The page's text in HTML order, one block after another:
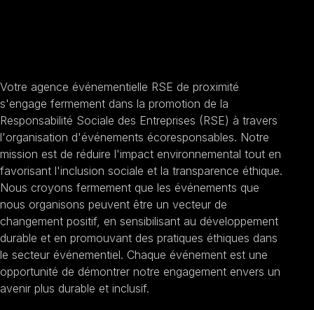
Votre agence événementielle RSE de proximité
s'engage fermement dans la promotion de la
Responsabilité Sociale des Entreprises (RSE) à travers
l'organisation d'événements écoresponsables. Notre
mission est de réduire l'impact environnemental tout en
favorisant l'inclusion sociale et la transparence éthique.
Nous croyons fermement que les événements que
nous organisons peuvent être un vecteur de
changement positif, en sensibilisant au développement
durable et en promouvant des pratiques éthiques dans
le secteur événementiel. Chaque événement est une
opportunité de démontrer notre engagement envers un
avenir plus durable et inclusif.